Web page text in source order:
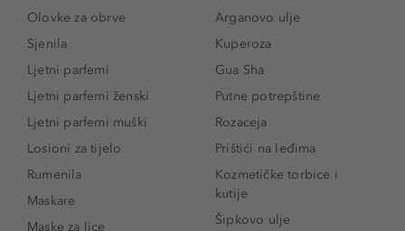
Olovke za obrve
Sjenila
Ljetni parfemi
Ljetni parfemi ženski
Ljetni parfemi muški
Losioni za tijelo
Rumenila
Maskare
Maske za lice
Arganovo ulje
Kuperoza
Gua Sha
Putne potrepštine
Rozaceja
Prištići na leđima
Kozmetičke torbice i
kutije
Šipkovo ulje